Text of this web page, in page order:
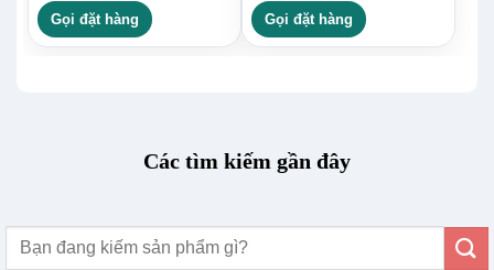
Gọi đặt hàng
Gọi đặt hàng
Các tìm kiếm gần đây
Tìm